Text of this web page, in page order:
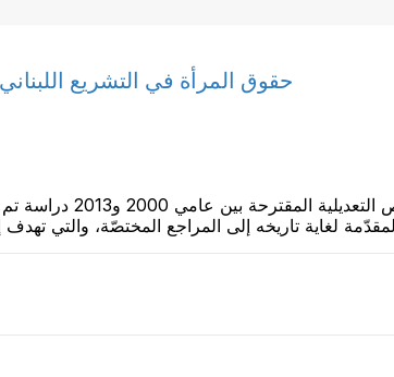
حقوق المرأة في التشريع اللبناني
حقوق المرأة في